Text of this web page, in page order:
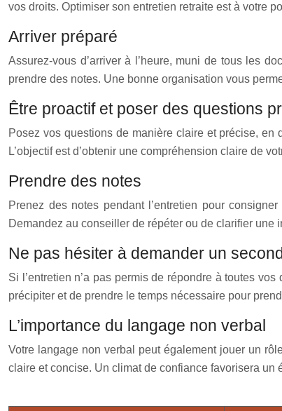
vos droits. Optimiser son entretien retraite est à votre
Arriver préparé
Assurez-vous d’arriver à l’heure, muni de tous les
prendre des notes. Une bonne organisation vous
Être proactif et poser des questions
Posez vos questions de manière claire et précise,
L’objectif est d’obtenir une compréhension claire de
Prendre des notes
Prenez des notes pendant l’entretien pour
Demandez au conseiller de répéter ou de clarifier une
Ne pas hésiter à demander un
Si l’entretien n’a pas permis de répondre à toutes
précipiter et de prendre le temps nécessaire pour
L’importance du langage non verbal
Votre langage non verbal peut également jouer un
claire et concise. Un climat de confiance favorisera un